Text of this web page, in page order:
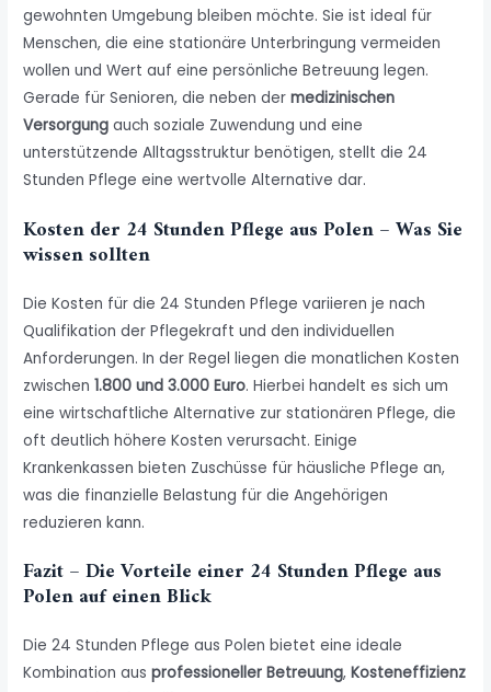
gewohnten Umgebung bleiben möchte. Sie ist ideal für
Menschen, die eine stationäre Unterbringung vermeiden
wollen und Wert auf eine persönliche Betreuung legen.
Gerade für Senioren, die neben dermedizinischen
Versorgung auch soziale Zuwendung und eine
unterstützende Alltagsstruktur benötigen, stellt die 24
Stunden Pflege eine wertvolle Alternative dar.
Kosten der 24 Stunden Pflege aus Polen – Was Sie
wissen sollten
Die Kosten für die 24 Stunden Pflege variieren je nach
Qualifikation der Pflegekraft und den individuellen
Anforderungen. In der Regel liegen die monatlichen Kosten
zwischen1.800 und 3.000 Euro. Hierbei handelt es sich um
eine wirtschaftliche Alternative zur stationären Pflege, die
oft deutlich höhere Kosten verursacht. Einige
Krankenkassen bieten Zuschüsse für häusliche Pflege an,
was die finanzielle Belastung für die Angehörigen
reduzieren kann.
Fazit – Die Vorteile einer 24 Stunden Pflege aus
Polen auf einen Blick
Die 24 Stunden Pflege aus Polen bietet eine ideale
Kombination ausprofessioneller Betreuung,Kosteneffizienz